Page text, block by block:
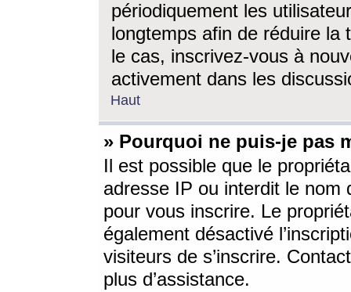
périodiquement les
longtemps afin de réduire la
le cas, inscrivez-vous à
activement dans les
Haut
» Pourquoi ne puis-je pas
Il est possible que le
adresse IP ou interdit le nom
pour vous inscrire. Le
également désactivé
visiteurs de s’inscrire.
plus d’assistance.